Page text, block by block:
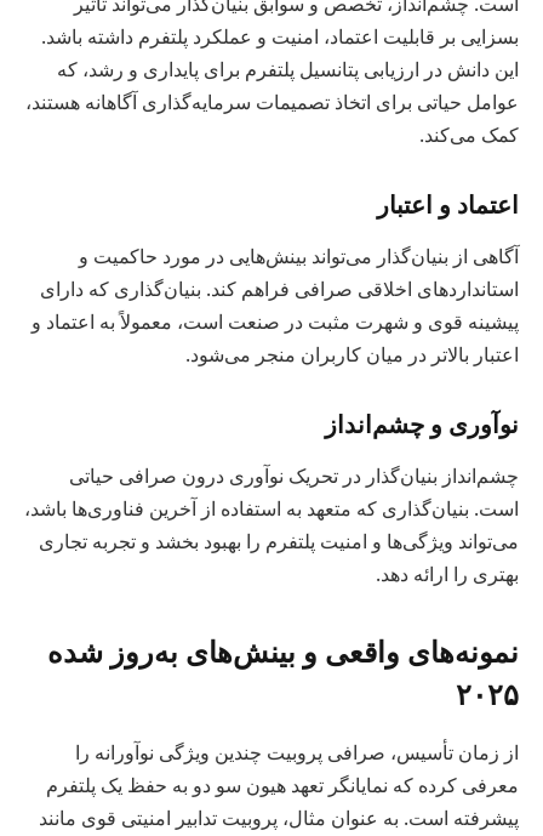
بسزایی بر قابلیت اعتماد، امنیت و عملکرد پلتفرم داشته باشد.
این دانش در ارزیابی پتانسیل پلتفرم برای پایداری و رشد، که
عوامل حیاتی برای اتخاذ تصمیمات سرمایه‌گذاری آگاهانه هستند،
کمک می‌کند.
اعتماد و اعتبار
آگاهی از بنیان‌گذار می‌تواند بینش‌هایی در مورد حاکمیت و
استانداردهای اخلاقی صرافی فراهم کند. بنیان‌گذاری که دارای
پیشینه قوی و شهرت مثبت در صنعت است، معمولاً به اعتماد و
اعتبار بالاتر در میان کاربران منجر می‌شود.
نوآوری و چشم‌انداز
چشم‌انداز بنیان‌گذار در تحریک نوآوری درون صرافی حیاتی
است. بنیان‌گذاری که متعهد به استفاده از آخرین فناوری‌ها باشد،
می‌تواند ویژگی‌ها و امنیت پلتفرم را بهبود بخشد و تجربه تجاری
بهتری را ارائه دهد.
نمونه‌های واقعی و بینش‌های به‌روز شده
۲۰۲۵
از زمان تأسیس، صرافی پروبیت چندین ویژگی نوآورانه را
معرفی کرده که نمایانگر تعهد هیون سو دو به حفظ یک پلتفرم
پیشرفته است. به عنوان مثال، پروبیت تدابیر امنیتی قوی مانند